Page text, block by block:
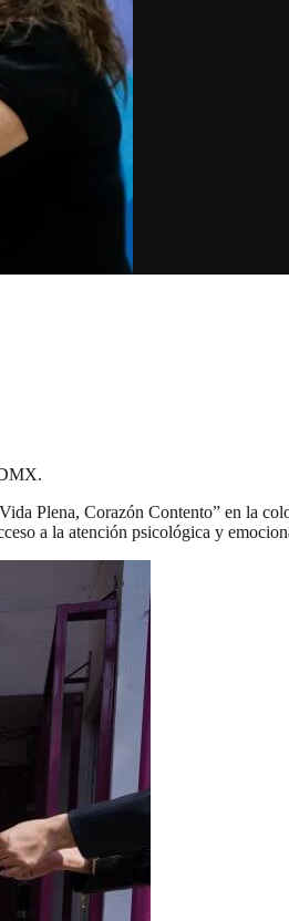
Plena, Corazón Contento” en la
a la atención psicológica y